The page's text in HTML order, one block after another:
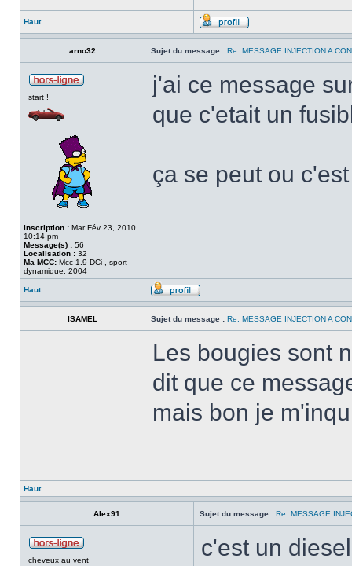
Haut
arno32 Sujet du message : Re: MESSAGE INJECTION A
start !
Inscription : Mar Fév 23, 2010
10:14 pm
Message(s) : 56
Localisation : 32
Ma MCC: Mcc 1.9 DCi , sport
dynamique, 2004
j'ai ce message
que c'etait un
ça se peut ou
Haut
ISAMEL Sujet du message : Re: MESSAGE INJECTION A
Les bougies sont
dit que ce
mais bon je
Haut
Alex91 Sujet du message : Re: MESSAGE
cheveux au vent c'est un